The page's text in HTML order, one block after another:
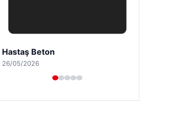
Enes Kaplan Avukatlık Bürosu
28/04/2026